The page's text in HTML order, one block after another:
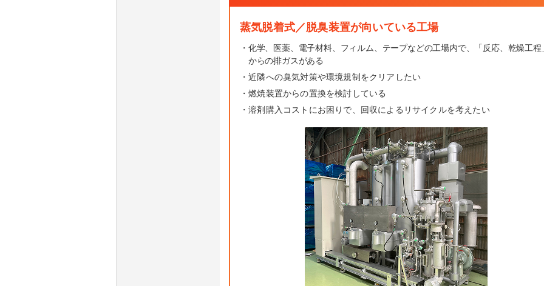
蒸気脱着式／脱臭装置が向いている工場
・化学、医薬、電子材料、フィルム、テープなどの工場内で、「反応、乾燥工程
からの排ガスがある
・近隣への臭気対策や環境規制をクリアしたい
・燃焼装置からの置換を検討している
・溶剤購入コストにお困りで、回収によるリサイクルを考えたい